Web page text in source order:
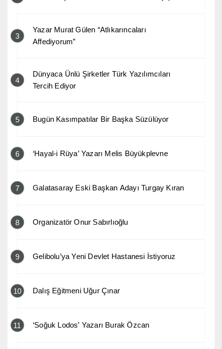
3
Yazar Murat Gülen “Atlıkarıncaları
Affediyorum”
4
Dünyaca Ünlü Şirketler Türk Yazılımcıları
Tercih Ediyor
5 Bugün Kasımpatılar Bir Başka Süzülüyor
6 ‘Hayal-i Rüya’ Yazarı Melis Büyükplevne
7 Galatasaray Eski Başkan Adayı Turgay Kıran
8 Organizatör Onur Sabırlıoğlu
9 Gelibolu’ya Yeni Devlet Hastanesi İstiyoruz
10 Dalış Eğitmeni Uğur Çınar
11 ‘Soğuk Lodos’ Yazarı Burak Özcan